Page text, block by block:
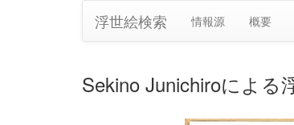
浮世絵検索 情報源 概要
Sekino Junichiroによる